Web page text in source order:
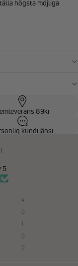
högsta möjliga
89kr
kundtjänst
5
4
0
1
0
0